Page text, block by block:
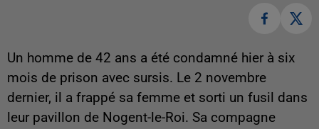
Un homme de 42 ans a été condamné hier à six
mois de prison avec sursis. Le 2 novembre
dernier, il a frappé sa femme et sorti un fusil dans
leur pavillon de Nogent-le-Roi. Sa compagne